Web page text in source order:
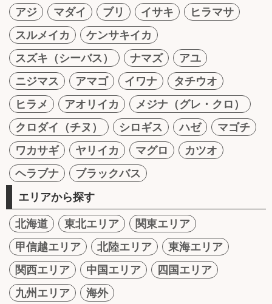
アジ マダイ ブリ イサキ
ヒラマサ
スルメイカ
ケンサキイカ
スズキ（シーバス）
ナマズ
アユ
ニジマス
アマゴ イワナ
タチウオ
ヒラメ
アオリイカ
メジナ（グレ・クロ）
クロダイ（チヌ）
シロギス ハゼ
マゴチ
ワカサギ
ヤリイカ マグロ
カツオ
ヘラブナ
ブラックバス
エリアから探す
北海道 東北エリア
関東エリア
甲信越エリア
北陸エリア
東海エリア
関西エリア
中国エリア
四国エリア
九州エリア
海外